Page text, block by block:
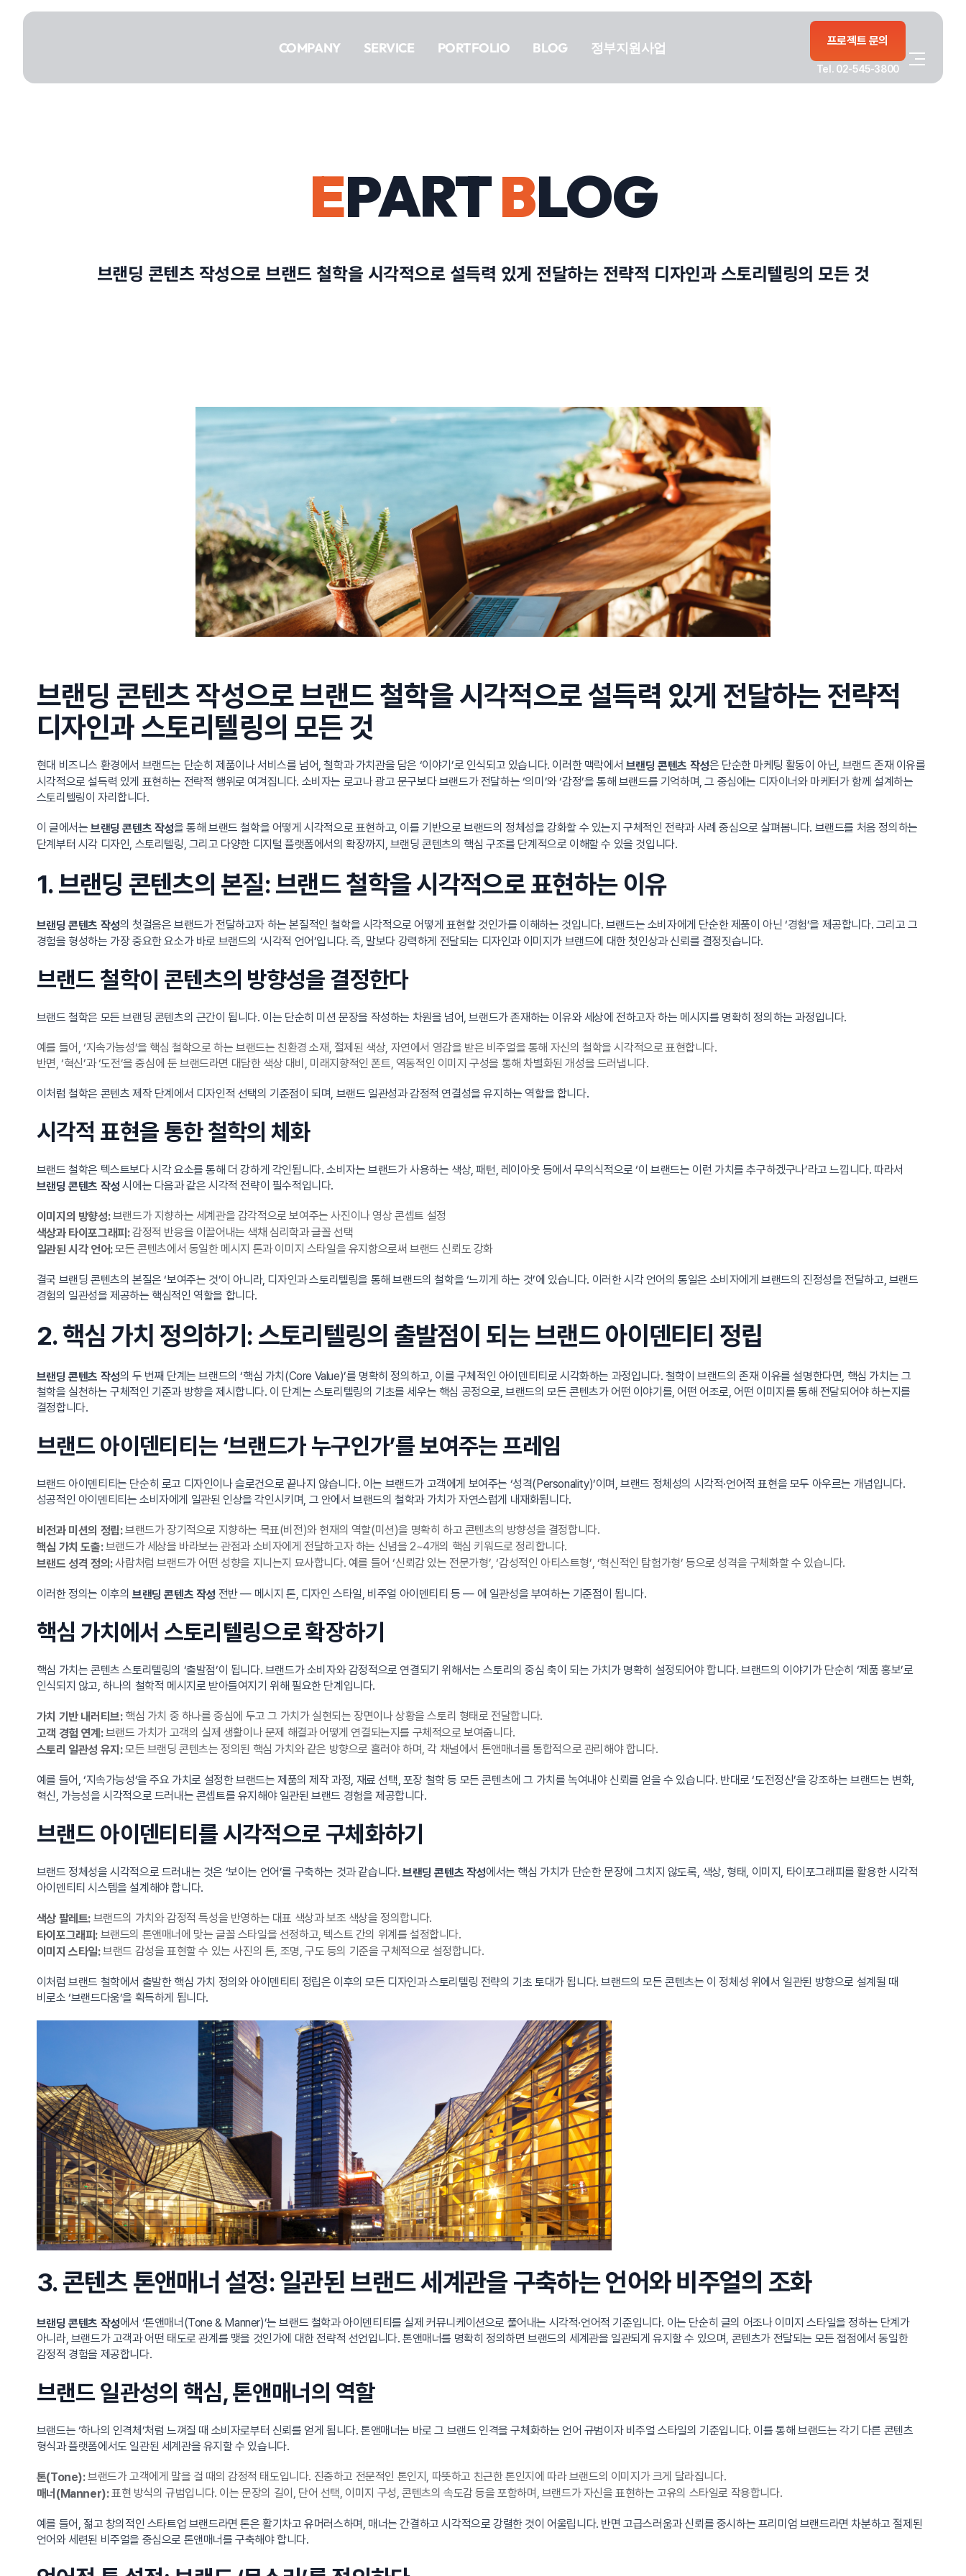
건너뛰기
COMPANY SERVICE PORTFOLIO BLOG 정부지원사업 프로젝트 문의
Tel. 02-545-3800
PORTFOLIO
정부지원사업
EPARTBLOG
브랜딩 콘텐츠 작성으로 브랜드 철학을 시각적으로 설득력 있게 전달하는 전략적 디자인과 스토리텔링의 모든 것
브랜딩 콘텐츠 작성으로 브랜드 철학을 시각적으로 설득력 있게 전달하는 전략적
디자인과 스토리텔링의 모든 것
현대 비즈니스 환경에서 브랜드는 단순히 제품이나 서비스를 넘어, 철학과 가치관을 담은 ‘이야기’로 인식되고 있습니다. 이러한 맥락에서 브랜딩 콘텐츠 작성은 단순한 마케팅 활동이 아닌, 브랜드 존재 이유를
시각적으로 설득력 있게 표현하는 전략적 행위로 여겨집니다. 소비자는 로고나 광고 문구보다 브랜드가 전달하는 ‘의미’와 ‘감정’을 통해 브랜드를 기억하며, 그 중심에는 디자이너와 마케터가 함께 설계하는
스토리텔링이 자리합니다.
이 글에서는 브랜딩 콘텐츠 작성을 통해 브랜드 철학을 어떻게 시각적으로 표현하고, 이를 기반으로 브랜드의 정체성을 강화할 수 있는지 구체적인 전략과 사례 중심으로 살펴봅니다. 브랜드를 처음 정의하는
단계부터 시각 디자인, 스토리텔링, 그리고 다양한 디지털 플랫폼에서의 확장까지, 브랜딩 콘텐츠의 핵심 구조를 단계적으로 이해할 수 있을 것입니다.
1. 브랜딩 콘텐츠의 본질: 브랜드 철학을 시각적으로 표현하는 이유
브랜딩 콘텐츠 작성의 첫걸음은 브랜드가 전달하고자 하는 본질적인 철학을 시각적으로 어떻게 표현할 것인가를 이해하는 것입니다. 브랜드는 소비자에게 단순한 제품이 아닌 ‘경험’을 제공합니다. 그리고 그
경험을 형성하는 가장 중요한 요소가 바로 브랜드의 ‘시각적 언어’입니다. 즉, 말보다 강력하게 전달되는 디자인과 이미지가 브랜드에 대한 첫인상과 신뢰를 결정짓습니다.
브랜드 철학이 콘텐츠의 방향성을 결정한다
브랜드 철학은 모든 브랜딩 콘텐츠의 근간이 됩니다. 이는 단순히 미션 문장을 작성하는 차원을 넘어, 브랜드가 존재하는 이유와 세상에 전하고자 하는 메시지를 명확히 정의하는 과정입니다.
예를 들어, ‘지속가능성’을 핵심 철학으로 하는 브랜드는 친환경 소재, 절제된 색상, 자연에서 영감을 받은 비주얼을 통해 자신의 철학을 시각적으로 표현합니다.
반면, ‘혁신’과 ‘도전’을 중심에 둔 브랜드라면 대담한 색상 대비, 미래지향적인 폰트, 역동적인 이미지 구성을 통해 차별화된 개성을 드러냅니다.
이처럼 철학은 콘텐츠 제작 단계에서 디자인적 선택의 기준점이 되며, 브랜드 일관성과 감정적 연결성을 유지하는 역할을 합니다.
시각적 표현을 통한 철학의 체화
브랜드 철학은 텍스트보다 시각 요소를 통해 더 강하게 각인됩니다. 소비자는 브랜드가 사용하는 색상, 패턴, 레이아웃 등에서 무의식적으로 ‘이 브랜드는 이런 가치를 추구하겠구나’라고 느낍니다. 따라서
브랜딩 콘텐츠 작성 시에는 다음과 같은 시각적 전략이 필수적입니다.
이미지의 방향성:브랜드가 지향하는 세계관을 감각적으로 보여주는 사진이나 영상 콘셉트 설정
색상과 타이포그래피:감정적 반응을 이끌어내는 색채 심리학과 글꼴 선택
일관된 시각 언어:모든 콘텐츠에서 동일한 메시지 톤과 이미지 스타일을 유지함으로써 브랜드 신뢰도 강화
결국 브랜딩 콘텐츠의 본질은 ‘보여주는 것’이 아니라, 디자인과 스토리텔링을 통해 브랜드의 철학을 ‘느끼게 하는 것’에 있습니다. 이러한 시각 언어의 통일은 소비자에게 브랜드의 진정성을 전달하고, 브랜드
경험의 일관성을 제공하는 핵심적인 역할을 합니다.
2. 핵심 가치 정의하기: 스토리텔링의 출발점이 되는 브랜드 아이덴티티 정립
브랜딩 콘텐츠 작성의 두 번째 단계는 브랜드의 ‘핵심 가치(Core Value)’를 명확히 정의하고, 이를 구체적인 아이덴티티로 시각화하는 과정입니다. 철학이 브랜드의 존재 이유를 설명한다면, 핵심 가치는 그
철학을 실천하는 구체적인 기준과 방향을 제시합니다. 이 단계는 스토리텔링의 기초를 세우는 핵심 공정으로, 브랜드의 모든 콘텐츠가 어떤 이야기를, 어떤 어조로, 어떤 이미지를 통해 전달되어야 하는지를
결정합니다.
브랜드 아이덴티티는 ‘브랜드가 누구인가’를 보여주는 프레임
브랜드 아이덴티티는 단순히 로고 디자인이나 슬로건으로 끝나지 않습니다. 이는 브랜드가 고객에게 보여주는 ‘성격(Personality)’이며, 브랜드 정체성의 시각적·언어적 표현을 모두 아우르는 개념입니다.
성공적인 아이덴티티는 소비자에게 일관된 인상을 각인시키며, 그 안에서 브랜드의 철학과 가치가 자연스럽게 내재화됩니다.
비전과 미션의 정립:브랜드가 장기적으로 지향하는 목표(비전)와 현재의 역할(미션)을 명확히 하고 콘텐츠의 방향성을 결정합니다.
핵심 가치 도출:브랜드가 세상을 바라보는 관점과 소비자에게 전달하고자 하는 신념을 2~4개의 핵심 키워드로 정리합니다.
브랜드 성격 정의:사람처럼 브랜드가 어떤 성향을 지니는지 묘사합니다. 예를 들어 ‘신뢰감 있는 전문가형’, ‘감성적인 아티스트형’, ‘혁신적인 탐험가형’ 등으로 성격을 구체화할 수 있습니다.
이러한 정의는 이후의 브랜딩 콘텐츠 작성 전반 — 메시지 톤, 디자인 스타일, 비주얼 아이덴티티 등 — 에 일관성을 부여하는 기준점이 됩니다.
핵심 가치에서 스토리텔링으로 확장하기
핵심 가치는 콘텐츠 스토리텔링의 ‘출발점’이 됩니다. 브랜드가 소비자와 감정적으로 연결되기 위해서는 스토리의 중심 축이 되는 가치가 명확히 설정되어야 합니다. 브랜드의 이야기가 단순히 ‘제품 홍보’로
인식되지 않고, 하나의 철학적 메시지로 받아들여지기 위해 필요한 단계입니다.
가치 기반 내러티브:핵심 가치 중 하나를 중심에 두고 그 가치가 실현되는 장면이나 상황을 스토리 형태로 전달합니다.
고객 경험 연계:브랜드 가치가 고객의 실제 생활이나 문제 해결과 어떻게 연결되는지를 구체적으로 보여줍니다.
스토리 일관성 유지:모든 브랜딩 콘텐츠는 정의된 핵심 가치와 같은 방향으로 흘러야 하며, 각 채널에서 톤앤매너를 통합적으로 관리해야 합니다.
예를 들어, ‘지속가능성’을 주요 가치로 설정한 브랜드는 제품의 제작 과정, 재료 선택, 포장 철학 등 모든 콘텐츠에 그 가치를 녹여내야 신뢰를 얻을 수 있습니다. 반대로 ‘도전정신’을 강조하는 브랜드는 변화,
혁신, 가능성을 시각적으로 드러내는 콘셉트를 유지해야 일관된 브랜드 경험을 제공합니다.
브랜드 아이덴티티를 시각적으로 구체화하기
브랜드 정체성을 시각적으로 드러내는 것은 ‘보이는 언어’를 구축하는 것과 같습니다. 브랜딩 콘텐츠 작성에서는 핵심 가치가 단순한 문장에 그치지 않도록, 색상, 형태, 이미지, 타이포그래피를 활용한 시각적
아이덴티티 시스템을 설계해야 합니다.
색상 팔레트:브랜드의 가치와 감정적 특성을 반영하는 대표 색상과 보조 색상을 정의합니다.
타이포그래피:브랜드의 톤앤매너에 맞는 글꼴 스타일을 선정하고, 텍스트 간의 위계를 설정합니다.
이미지 스타일:브랜드 감성을 표현할 수 있는 사진의 톤, 조명, 구도 등의 기준을 구체적으로 설정합니다.
이처럼 브랜드 철학에서 출발한 핵심 가치 정의와 아이덴티티 정립은 이후의 모든 디자인과 스토리텔링 전략의 기초 토대가 됩니다. 브랜드의 모든 콘텐츠는 이 정체성 위에서 일관된 방향으로 설계될 때
비로소 ‘브랜드다움’을 획득하게 됩니다.
3. 콘텐츠 톤앤매너 설정: 일관된 브랜드 세계관을 구축하는 언어와 비주얼의 조화
브랜딩 콘텐츠 작성에서 ‘톤앤매너(Tone & Manner)’는 브랜드 철학과 아이덴티티를 실제 커뮤니케이션으로 풀어내는 시각적·언어적 기준입니다. 이는 단순히 글의 어조나 이미지 스타일을 정하는 단계가
아니라, 브랜드가 고객과 어떤 태도로 관계를 맺을 것인가에 대한 전략적 선언입니다. 톤앤매너를 명확히 정의하면 브랜드의 세계관을 일관되게 유지할 수 있으며, 콘텐츠가 전달되는 모든 접점에서 동일한
감정적 경험을 제공합니다.
브랜드 일관성의 핵심, 톤앤매너의 역할
브랜드는 ‘하나의 인격체’처럼 느껴질 때 소비자로부터 신뢰를 얻게 됩니다. 톤앤매너는 바로 그 브랜드 인격을 구체화하는 언어 규범이자 비주얼 스타일의 기준입니다. 이를 통해 브랜드는 각기 다른 콘텐츠
형식과 플랫폼에서도 일관된 세계관을 유지할 수 있습니다.
톤(Tone):브랜드가 고객에게 말을 걸 때의 감정적 태도입니다. 진중하고 전문적인 톤인지, 따뜻하고 친근한 톤인지에 따라 브랜드의 이미지가 크게 달라집니다.
매너(Manner):표현 방식의 규범입니다. 이는 문장의 길이, 단어 선택, 이미지 구성, 콘텐츠의 속도감 등을 포함하며, 브랜드가 자신을 표현하는 고유의 스타일로 작용합니다.
예를 들어, 젊고 창의적인 스타트업 브랜드라면 톤은 활기차고 유머러스하며, 매너는 간결하고 시각적으로 강렬한 것이 어울립니다. 반면 고급스러움과 신뢰를 중시하는 프리미엄 브랜드라면 차분하고 절제된
언어와 세련된 비주얼을 중심으로 톤앤매너를 구축해야 합니다.